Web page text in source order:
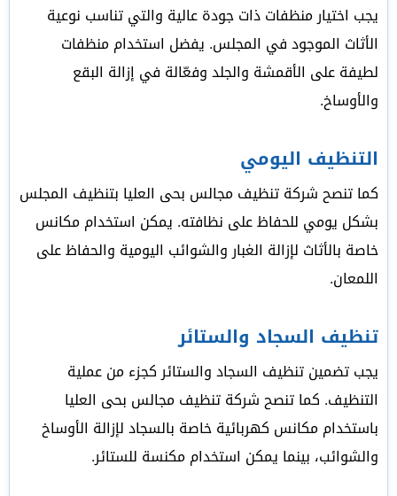
يجب اختيار منظفات ذات جودة عالية والتي تناسب نوعية
الأثاث الموجود في المجلس. يفضل استخدام منظفات
لطيفة على الأقمشة والجلد وفعّالة في إزالة البقع
والأوساخ.
التنظيف اليومي
كما تنصح شركة تنظيف مجالس بحى العليا بتنظيف المجلس
بشكل يومي للحفاظ على نظافته. يمكن استخدام مكانس
خاصة بالأثاث لإزالة الغبار والشوائب اليومية والحفاظ على
اللمعان.
تنظيف السجاد والستائر
يجب تضمين تنظيف السجاد والستائر كجزء من عملية
التنظيف. كما تنصح شركة تنظيف مجالس بحى العليا
باستخدام مكانس كهربائية خاصة بالسجاد لإزالة الأوساخ
والشوائب، بينما يمكن استخدام مكنسة للستائر.